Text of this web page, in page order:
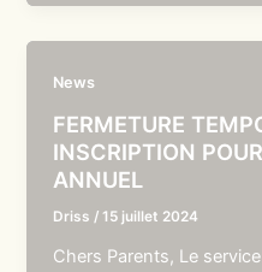
News
FERMETURE
INSCRIPTION
ANNUEL
Driss /15 juillet 2024
Chers Parents, Le